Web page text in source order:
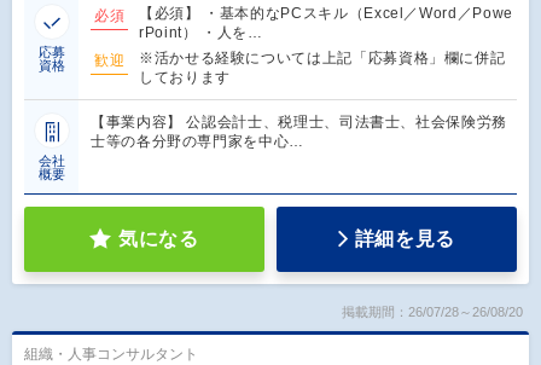
応募
資格
必須
【必須】 ・基本的なPCスキル（Excel／Word／Powe
rPoint） ・人を…
歓迎
※活かせる経験については上記「応募資格」欄に併記
しております
会社
概要
【事業内容】 公認会計士、税理士、司法書士、社会保険労務
士等の各分野の専門家を中心…
気になる 詳細を見る
掲載期間：26/07/28～26/08/20
組織・人事コンサルタント